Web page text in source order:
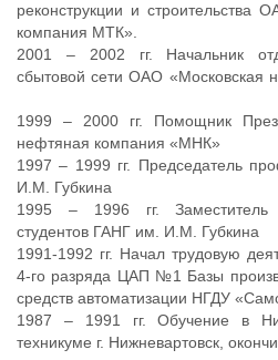
реконструкции и строительства
компания МТК».
2001 – 2002 гг. Начальник
сбытовой сети ОАО «Московская
1999 – 2000 гг. Помощник
нефтяная компания «МНК»
1997 – 1999 гг. Председатель
И.М. Губкина
1995 – 1996 гг. Заместитель
студентов ГАНГ им. И.М. Губкина
1991-1992 гг. Начал трудовую
4-го разряда ЦАП №1 Базы
средств автоматизации НГДУ
1987 – 1991 гг. Обучение в
техникуме г. Нижневартовск,